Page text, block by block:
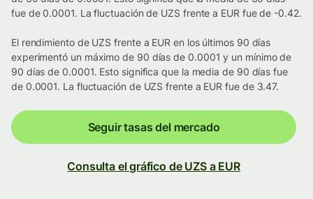
fue de 0.0001. La fluctuación de UZS frente a EUR fue de -0.42.
El rendimiento de UZS frente a EUR en los últimos 90 días
experimentó un máximo de 90 días de 0.0001 y un mínimo de
90 días de 0.0001. Esto significa que la media de 90 días fue
de 0.0001. La fluctuación de UZS frente a EUR fue de 3.47.
Seguir tasas del mercado
Consulta el gráfico de UZS a EUR